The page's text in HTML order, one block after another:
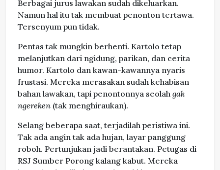
Berbagai jurus lawakan sudah dikeluarkan.
Namun hal itu tak membuat penonton tertawa.
Tersenyum pun tidak.
Pentas tak mungkin berhenti. Kartolo tetap
melanjutkan dari ngidung, parikan, dan cerita
humor. Kartolo dan kawan-kawannya nyaris
frustasi. Mereka merasakan sudah kehabisan
bahan lawakan, tapi penontonnya seolah gak
ngereken (tak menghiraukan).
Selang beberapa saat, terjadilah peristiwa ini.
Tak ada angin tak ada hujan, layar panggung
roboh. Pertunjukan jadi berantakan. Petugas di
RSJ Sumber Porong kalang kabut. Mereka